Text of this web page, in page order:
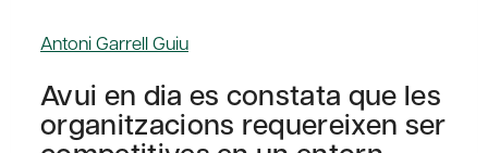
Antoni Garrell Guiu
Avui en dia es constata que les
organitzacions requereixen ser